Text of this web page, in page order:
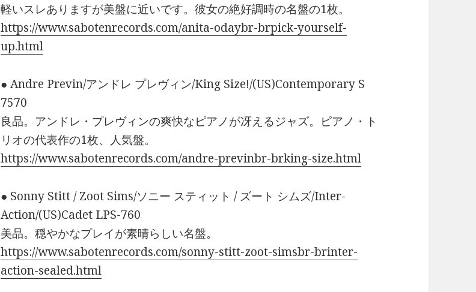
軽いスレありますが美盤に近いです。彼女の絶好調時の名盤の1枚。
https://www.sabotenrecords.com/anita-odaybr-brpick-yourself-
up.html
● Andre Previn/アンドレ プレヴィン/King Size!/(US)Contemporary S
7570
良品。アンドレ・プレヴィンの爽快なピアノが冴えるジャズ。ピアノ・ト
リオの代表作の1枚、人気盤。
https://www.sabotenrecords.com/andre-previnbr-brking-size.html
● Sonny Stitt / Zoot Sims/ソニー スティット / ズート シムズ/Inter-
Action/(US)Cadet LPS-760
美品。穏やかなプレイが素晴らしい名盤。
https://www.sabotenrecords.com/sonny-stitt-zoot-simsbr-brinter-
action-sealed.html